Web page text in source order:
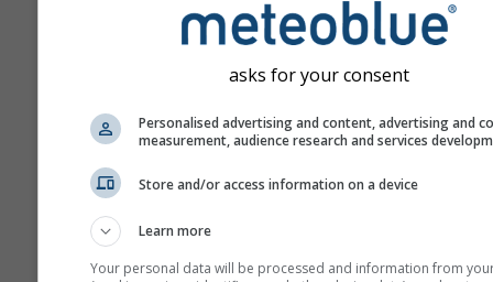
asks for your consent
Personalised advertising and content, advertising and
measurement, audience research and services
Store and/or access information on a device
Learn more
Your personal data will be processed and information from